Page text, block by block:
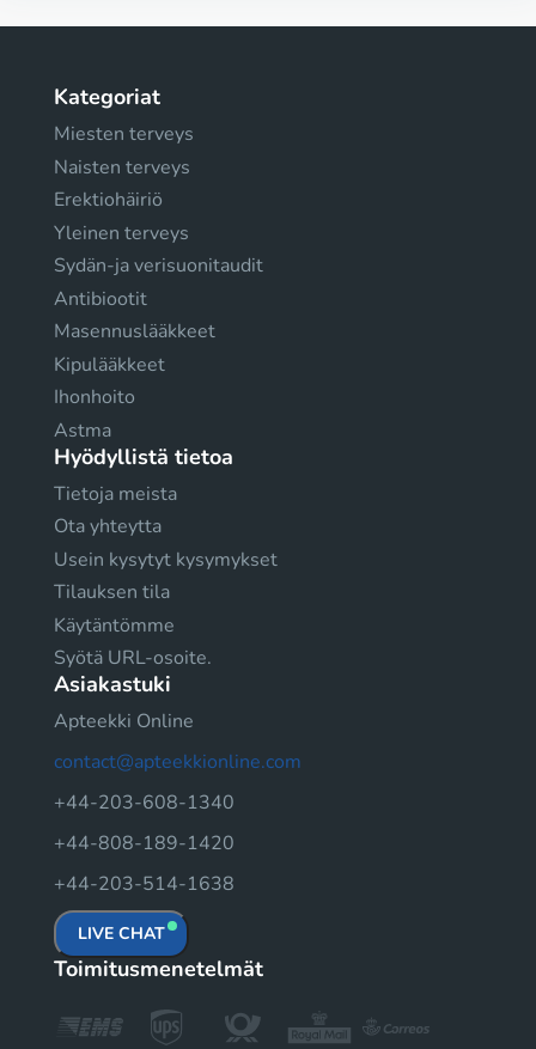
Kategoriat
Miesten terveys
Naisten terveys
Erektiohäiriö
Yleinen terveys
Sydän-ja verisuonitaudit
Antibiootit
Masennuslääkkeet
Kipulääkkeet
Ihonhoito
Astma
Hyödyllistä tietoa
Tietoja meista
Ota yhteytta
Usein kysytyt kysymykset
Tilauksen tila
Käytäntömme
Syötä URL-osoite.
Asiakastuki
Apteekki Online
contact@apteekkionline.com
+44-203-608-1340
+44-808-189-1420
+44-203-514-1638
LIVE CHAT
Toimitusmenetelmät